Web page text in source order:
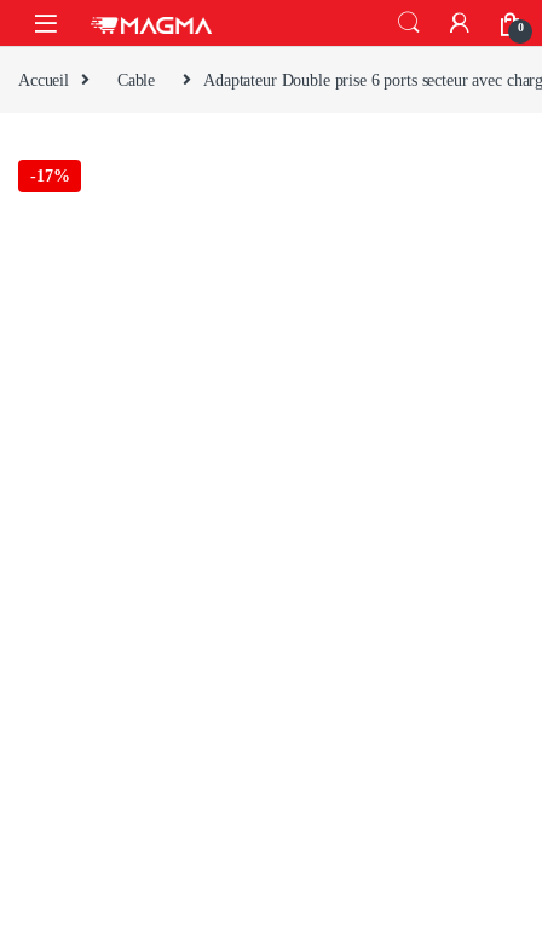
Skip to navigation
Skip to content
Open 0
Accueil Cable Adaptateur Double prise 6 ports secteur avec
-17%